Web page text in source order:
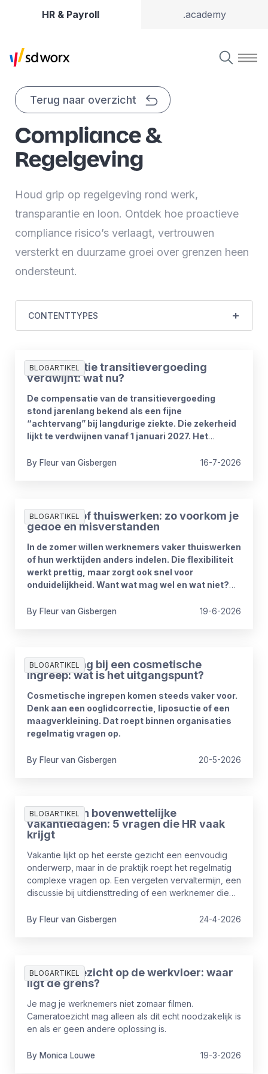
HR & Payroll .academy
Terug naar overzicht
Compliance &
Regelgeving
Houd grip op regelgeving rond werk,
transparantie en loon. Ontdek hoe proactieve
compliance risico’s verlaagt, vertrouwen
versterkt en duurzame groei over grenzen heen
ondersteunt.
CONTENTTYPES
BLOGARTIKEL
Compensatie transitievergoeding
verdwijnt: wat nu?
De compensatie van de transitievergoeding
stond jarenlang bekend als een fijne
“achtervang” bij langdurige ziekte. Die zekerheid
lijkt te verdwijnen vanaf 1 januari 2027. Het
compensatieregelingen volledig af te schaffen.
By Fleur van Gisbergen 16-7-2026
BLOGARTIKEL
Zomerproof thuiswerken: zo voorkom je
gedoe en misverstanden
In de zomer willen werknemers vaker thuiswerken
of hun werktijden anders indelen. Die flexibiliteit
werkt prettig, maar zorgt ook snel voor
onduidelijkheid. Want wat mag wel en wat niet?
werk goed doorlopen?
By Fleur van Gisbergen 19-6-2026
BLOGARTIKEL
Ziekmelding bij een cosmetische
ingreep: wat is het uitgangspunt?
Cosmetische ingrepen komen steeds vaker voor.
Denk aan een ooglidcorrectie, liposuctie of een
maagverkleining. Dat roept binnen organisaties
regelmatig vragen op.
By Fleur van Gisbergen 20-5-2026
BLOGARTIKEL
Vakantie en bovenwettelijke
vakantiedagen: 5 vragen die HR vaak
krijgt
Vakantie lijkt op het eerste gezicht een eenvoudig
onderwerp, maar in de praktijk roept het regelmatig
complexe vragen op. Een vergeten vervaltermijn, een
discussie bij uitdiensttreding of een werknemer die
precies en waar moeten HR‑professionals op letten?
By Fleur van Gisbergen 24-4-2026
BLOGARTIKEL
Cameratoezicht op de werkvloer: waar
ligt de grens?
Je mag je werknemers niet zomaar filmen.
Cameratoezicht mag alleen als dit echt noodzakelijk is
en als er geen andere oplossing is.
By Monica Louwe 19-3-2026